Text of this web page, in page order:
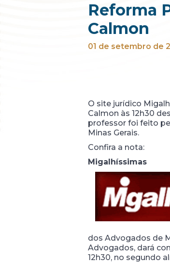
Reforma
Calmon
01 de setembro de
O site jurídico
Calmon às 12h30
professor foi feito
Minas Gerais.
Confira a nota:
Migalhíssimas
dos Advogados de
Advogados, dará
12h30, no segundo